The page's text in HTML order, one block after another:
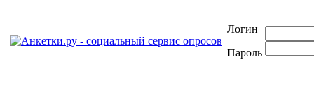
Логин
Пароль